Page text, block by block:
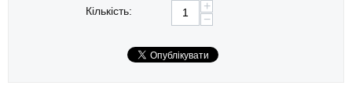
Кількість:
+
−